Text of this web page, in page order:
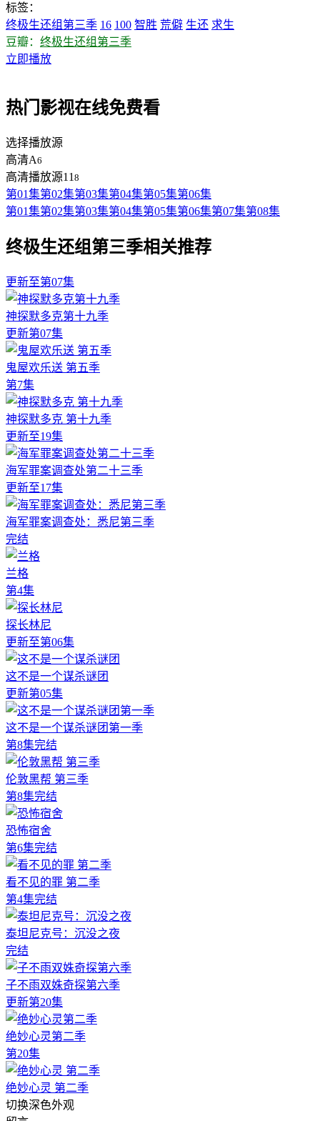
标签：
终极生还组第三季 16 100 智胜 荒僻 生还 求生
豆瓣： 终极生还组第三季
立即播放
热门影视在线免费看
选择播放源
高清A6
高清播放源11 8
第01集第02集第03集第04集第05集第06集
第01集第02集第03集第04集第05集第06集第07集第08集
终极生还组第三季相关推荐
更新至第07集
神探默多克第十九季
更新第07集
鬼屋欢乐送 第五季
第7集
神探默多克 第十九季
更新至19集
海军罪案调查处第二十三季
更新至17集
海军罪案调查处：悉尼第三季
完结
兰格
第4集
探长林尼
更新至第06集
这不是一个谋杀谜团
更新第05集
这不是一个谋杀谜团第一季
第8集完结
伦敦黑帮 第三季
第8集完结
恐怖宿舍
第6集完结
看不见的罪 第二季
第4集完结
泰坦尼克号：沉没之夜
完结
子不雨双姝奇探第六季
更新第20集
绝妙心灵第二季
第20集
绝妙心灵 第二季
切换深色外观